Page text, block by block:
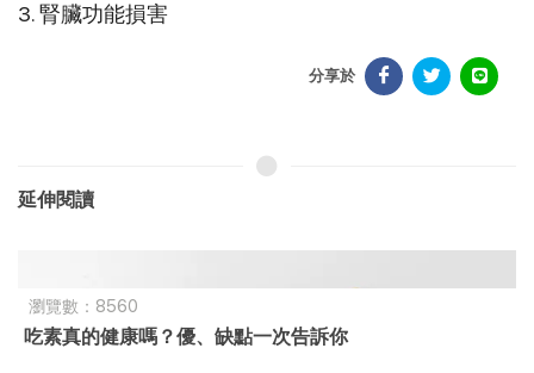
3. 腎臟功能損害
分享於
延伸閱讀
瀏覽數：8560
吃素真的健康嗎？優、缺點一次告訴你